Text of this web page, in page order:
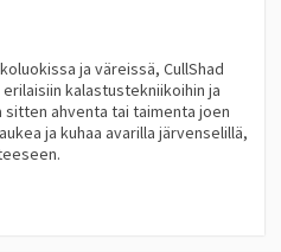
ja väreissä, CullShad
kalastustekniikoihin ja
ahventa tai taimenta joen
ja kuhaa avarilla järvenselillä,